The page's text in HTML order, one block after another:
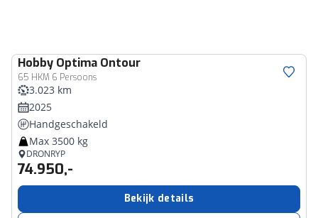
Hobby Optima Ontour
65 HKM 6 Persoons
3.023 km
2025
Handgeschakeld
Max 3500 kg
DRONRYP
74.950,-
Bekijk details